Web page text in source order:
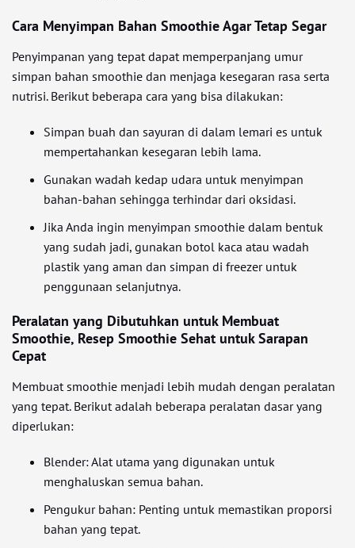
Cara Menyimpan Bahan Smoothie Agar Tetap Segar
Penyimpanan yang tepat dapat memperpanjang umur
simpan bahan smoothie dan menjaga kesegaran rasa serta
nutrisi. Berikut beberapa cara yang bisa dilakukan:
Simpan buah dan sayuran di dalam lemari es untuk
mempertahankan kesegaran lebih lama.
Gunakan wadah kedap udara untuk menyimpan
bahan-bahan sehingga terhindar dari oksidasi.
Jika Anda ingin menyimpan smoothie dalam bentuk
yang sudah jadi, gunakan botol kaca atau wadah
plastik yang aman dan simpan di freezer untuk
penggunaan selanjutnya.
Peralatan yang Dibutuhkan untuk Membuat
Smoothie, Resep Smoothie Sehat untuk Sarapan
Cepat
Membuat smoothie menjadi lebih mudah dengan peralatan
yang tepat. Berikut adalah beberapa peralatan dasar yang
diperlukan:
Blender: Alat utama yang digunakan untuk
menghaluskan semua bahan.
Pengukur bahan: Penting untuk memastikan proporsi
bahan yang tepat.